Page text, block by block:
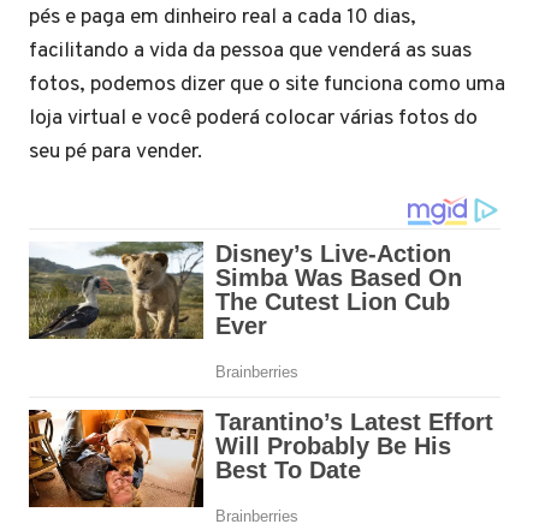
pés e paga em dinheiro real a cada 10 dias,
facilitando a vida da pessoa que venderá as suas
fotos, podemos dizer que o site funciona como uma
loja virtual e você poderá colocar várias fotos do
seu pé para vender.